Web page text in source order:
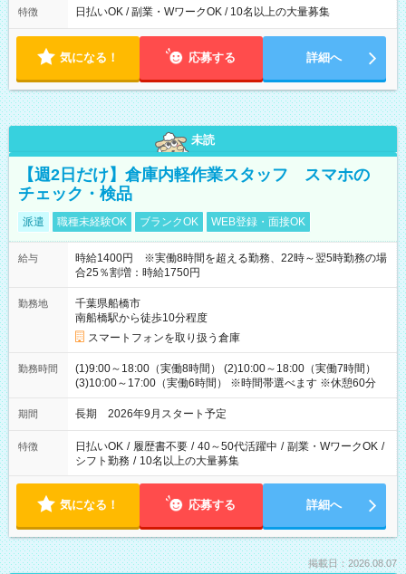
特徴 日払いOK / 副業・WワークOK / 10名以上の大量募集
気になる！ 応募する 詳細へ
未読
【週2日だけ】倉庫内軽作業スタッフ スマホの
チェック・検品
派遣 職種未経験OK ブランクOK WEB登録・面接OK
給与
時給1400円 ※実働8時間を超える勤務、22時～翌5時勤務の場
合25％割増：時給1750円
勤務地
千葉県船橋市
南船橋駅から徒歩10分程度
スマートフォンを取り扱う倉庫
勤務時間
(1)9:00～18:00（実働8時間） (2)10:00～18:00（実働7時間）
(3)10:00～17:00（実働6時間） ※時間帯選べます ※休憩60分
期間 長期 2026年9月スタート予定
特徴 日払いOK / 履歴書不要 / 40～50代活躍中 / 副業・WワークOK /
シフト勤務 / 10名以上の大量募集
気になる！ 応募する 詳細へ
掲載日：2026.08.07